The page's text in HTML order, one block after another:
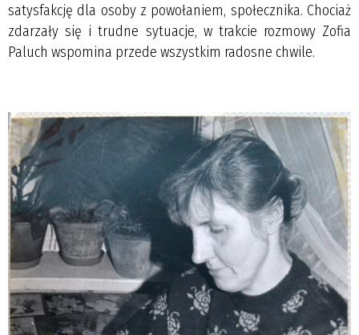
satysfakcję dla osoby z powołaniem, społecznika. Chociaż
zdarzały się i trudne sytuacje, w trakcie rozmowy Zofia
Paluch wspomina przede wszystkim radosne chwile.